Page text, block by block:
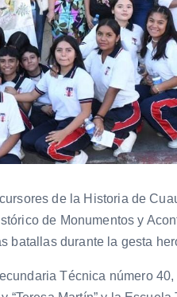
de la Historia de
de Monumentos y
batallas durante la gesta
Técnica número